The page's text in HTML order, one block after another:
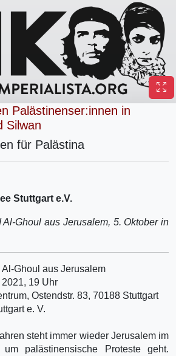
Palästinenser:innen in
Silwan
für Palästina
Stuttgart e.V.
Ghoul aus Jerusalem, 5. Oktober in
Ghoul aus Jerusalem
19 Uhr
Ostendstr. 83, 70188 Stuttgart
e. V.
steht immer wieder Jerusalem im
palästinensische Proteste geht.